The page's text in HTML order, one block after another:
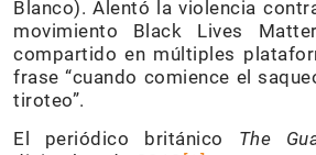
Blanco). Alentó la violencia
movimiento Black Lives
compartido en múltiples
frase “cuando comience el
tiroteo”.
El periódico británico The